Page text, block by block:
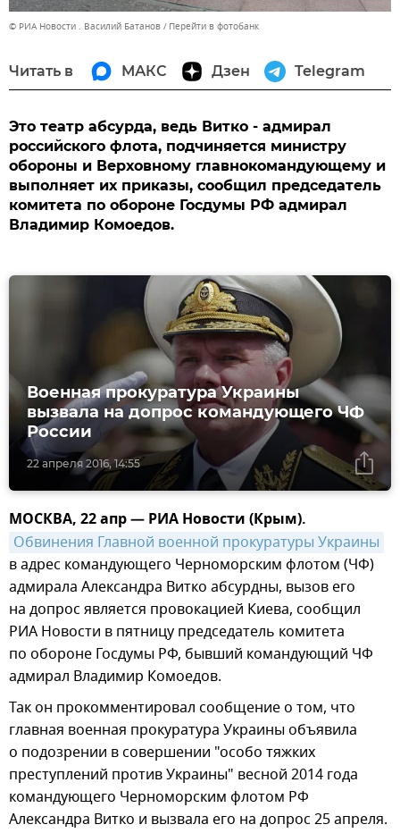
© РИА Новости . Василий Батанов Перейти в фотобанк
Читать в МАКС Дзен Telegram
Это театр абсурда, ведь Витко - адмирал
российского флота, подчиняется министру
обороны и Верховному главнокомандующему и
выполняет их приказы, сообщил председатель
комитета по обороне Госдумы РФ адмирал
Владимир Комоедов.
22 апреля 2016, 14:55
Военная прокуратура Украины
вызвала на допрос командующего ЧФ
России
МОСКВА, 22 апр — РИА Новости (Крым).
Обвинения Главной военной прокуратуры Украины
в адрес командующего Черноморским флотом (ЧФ)
адмирала Александра Витко абсурдны, вызов его
на допрос является провокацией Киева, сообщил
РИА Новости в пятницу председатель комитета
по обороне Госдумы РФ, бывший командующий ЧФ
адмирал Владимир Комоедов.
Так он прокомментировал сообщение о том, что
главная военная прокуратура Украины объявила
о подозрении в совершении "особо тяжких
преступлений против Украины" весной 2014 года
командующего Черноморским флотом РФ
Александра Витко и вызвала его на допрос 25 апреля.